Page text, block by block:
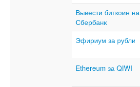
Вывести биткоин на
Сбербанк
Эфириум за рубли
Ethereum за QIWI